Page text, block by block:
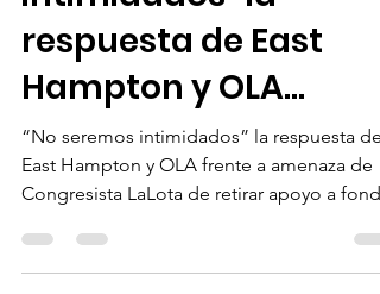
“No seremos
intimidados” la
respuesta de East
Hampton y OLA...
East Hampton y OLA frente a amenaza de
Congresista LaLota de retirar apoyo a